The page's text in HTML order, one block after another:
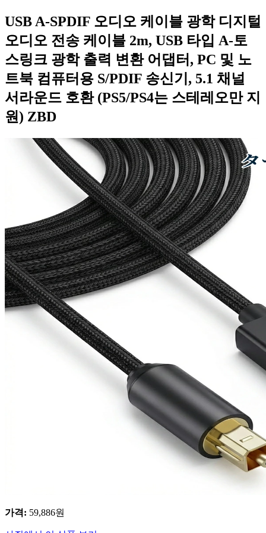
USB A-SPDIF 오디오 케이블 광학 디지털
오디오 전송 케이블 2m, USB 타입 A-토
스링크 광학 출력 변환 어댑터, PC 및 노
트북 컴퓨터용 S/PDIF 송신기, 5.1 채널
서라운드 호환 (PS5/PS4는 스테레오만 지
원) ZBD
가격: 59,886원